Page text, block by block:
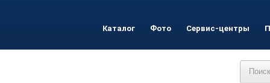
Каталог Фото Сервис-центры